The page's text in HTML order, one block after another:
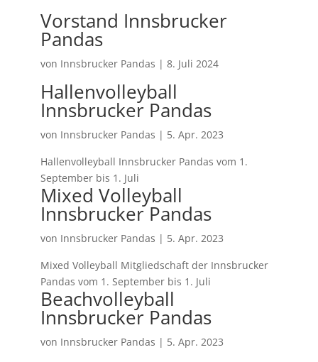
Vorstand Innsbrucker
Pandas
von Innsbrucker Pandas | 8. Juli 2024
Hallenvolleyball
Innsbrucker Pandas
von Innsbrucker Pandas | 5. Apr. 2023
Hallenvolleyball Innsbrucker Pandas vom 1.
September bis 1. Juli
Mixed Volleyball
Innsbrucker Pandas
von Innsbrucker Pandas | 5. Apr. 2023
Mixed Volleyball Mitgliedschaft der Innsbrucker
Pandas vom 1. September bis 1. Juli
Beachvolleyball
Innsbrucker Pandas
von Innsbrucker Pandas | 5. Apr. 2023